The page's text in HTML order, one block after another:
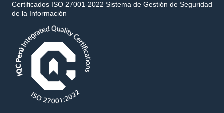
Certificados ISO 27001-2022 Sistema de Gestión de Seguridad
de la Información